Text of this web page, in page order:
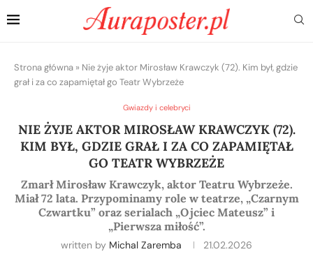
Strona główna » Nie żyje aktor Mirosław Krawczyk (72). Kim był, gdzie
grał i za co zapamiętał go Teatr Wybrzeże
Gwiazdy i celebryci
NIE ŻYJE AKTOR MIROSŁAW KRAWCZYK (72).
KIM BYŁ, GDZIE GRAŁ I ZA CO ZAPAMIĘTAŁ
GO TEATR WYBRZEŻE
Zmarł Mirosław Krawczyk, aktor Teatru Wybrzeże.
Miał 72 lata. Przypominamy role w teatrze, „Czarnym
Czwartku” oraz serialach „Ojciec Mateusz” i
„Pierwsza miłość”.
written by Michal Zaremba 21.02.2026